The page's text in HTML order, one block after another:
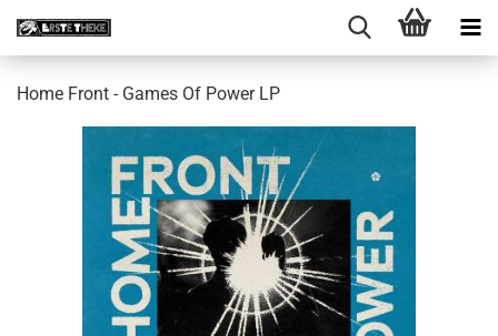
Home Front - Games Of Power LP